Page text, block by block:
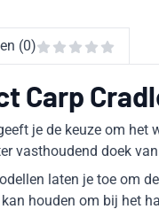
(0)
Carp
je de keuze om
vasthoudend doek
laten je toe om
houden om bij het